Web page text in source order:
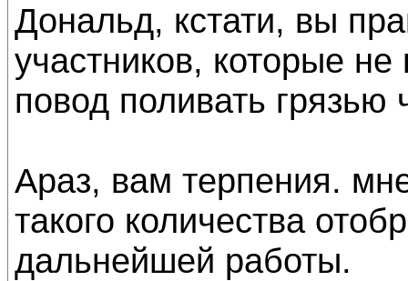
Дональд, кстати, вы
участников, которые
повод поливать грязью
Араз, вам терпения.
такого количества
дальнейшей работы.